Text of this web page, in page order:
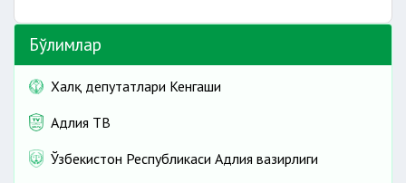
Бўлимлар
Халқ депутатлари Кенгаши
Адлия ТВ
Ўзбекистон Республикаси Адлия вазирлиги